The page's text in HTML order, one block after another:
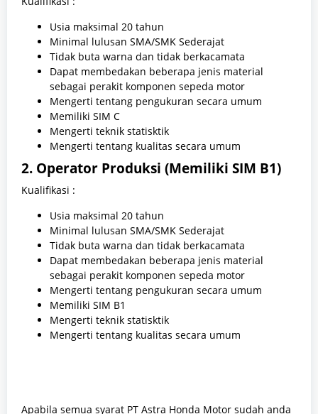
Usia maksimal 20 tahun
Minimal lulusan SMA/SMK Sederajat
Tidak buta warna dan tidak berkacamata
Dapat membedakan beberapa jenis material
sebagai perakit komponen sepeda motor
Mengerti tentang pengukuran secara umum
Memiliki SIM C
Mengerti teknik statisktik
Mengerti tentang kualitas secara umum
2. Operator Produksi (Memiliki SIM B1)
Kualifikasi :
Usia maksimal 20 tahun
Minimal lulusan SMA/SMK Sederajat
Tidak buta warna dan tidak berkacamata
Dapat membedakan beberapa jenis material
sebagai perakit komponen sepeda motor
Mengerti tentang pengukuran secara umum
Memiliki SIM B1
Mengerti teknik statisktik
Mengerti tentang kualitas secara umum
Apabila semua syarat PT Astra Honda Motor sudah anda